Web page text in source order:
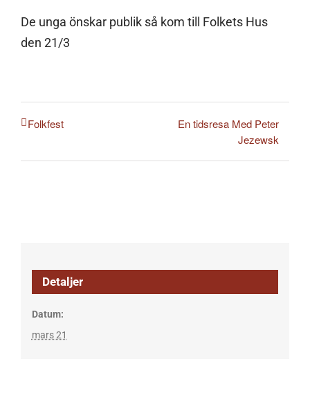
De unga önskar publik så kom till Folkets Hus
den 21/3
Folkfest
En tidsresa Med Peter
Jezewsk
Detaljer
Datum:
mars 21